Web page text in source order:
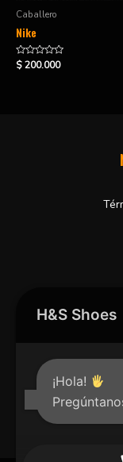
Caballero
Nike
Valorado
en
$200.000
H&S Shoes
¡Hola!